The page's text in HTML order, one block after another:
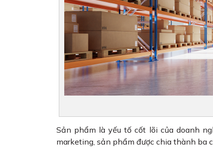
Sản phẩm là yếu tố cốt lõi của doanh
marketing, sản phẩm được chia thành ba